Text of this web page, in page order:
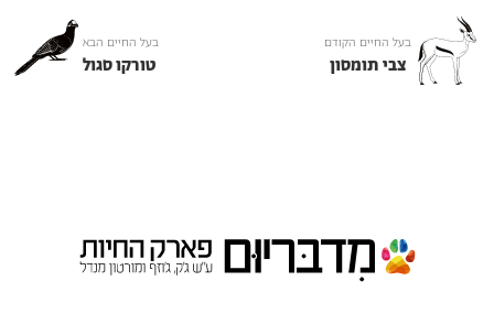
בעל החיים הקודם
צבי תומסון
בעל החיים הבא
טורקו סגול